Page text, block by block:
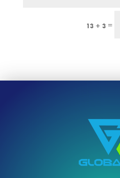
13 + 3 =